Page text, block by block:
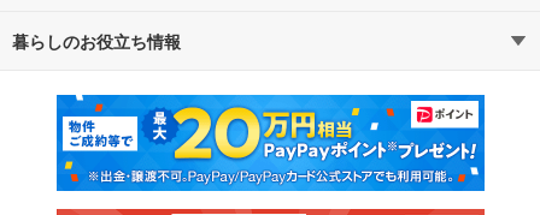
通勤・通学時間から探す
不動産・住宅
新築マンション 中古マンション
新築一戸建て 中古一戸建て
暮らしのお役立ち情報
マンションカタログ 教えて！住まいの先生